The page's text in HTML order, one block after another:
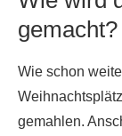
gemacht?
Wie schon
gemahlen.